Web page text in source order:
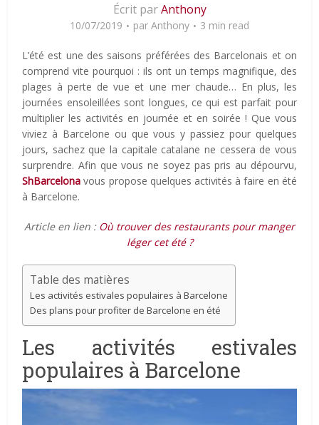
Écrit parAnthony
10/07/2019 par Anthony 3 min read
L’été est une des saisons préférées des Barcelonais et on
comprend vite pourquoi : ils ont un temps magnifique, des
plages à perte de vue et une mer chaude… En plus, les
journées ensoleillées sont longues, ce qui est parfait pour
multiplier les activités en journée et en soirée ! Que vous
viviez à Barcelone ou que vous y passiez pour quelques
jours, sachez que la capitale catalane ne cessera de vous
surprendre. Afin que vous ne soyez pas pris au dépourvu,
ShBarcelona vous propose quelques activités à faire en été
à Barcelone.
Article en lien : Où trouver des restaurants pour manger
léger cet été ?
Table des matières
Les activités estivales populaires à Barcelone
Des plans pour profiter de Barcelone en été
Les activités estivales
populaires à Barcelone